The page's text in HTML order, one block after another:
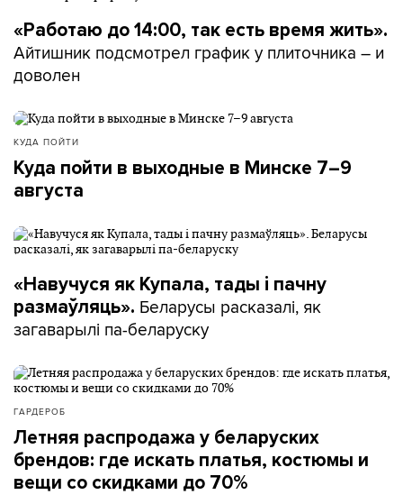
«Работаю до 14:00, так есть время жить».
Айтишник подсмотрел график у плиточника – и
доволен
КУДА ПОЙТИ
Куда пойти в выходные в Минске 7–9
августа
«Навучуся як Купала, тады і пачну
размаўляць». Беларусы расказалі, як
загаварылі па-беларуску
ГАРДЕРОБ
Летняя распродажа у беларуских
брендов: где искать платья, костюмы и
вещи со скидками до 70%